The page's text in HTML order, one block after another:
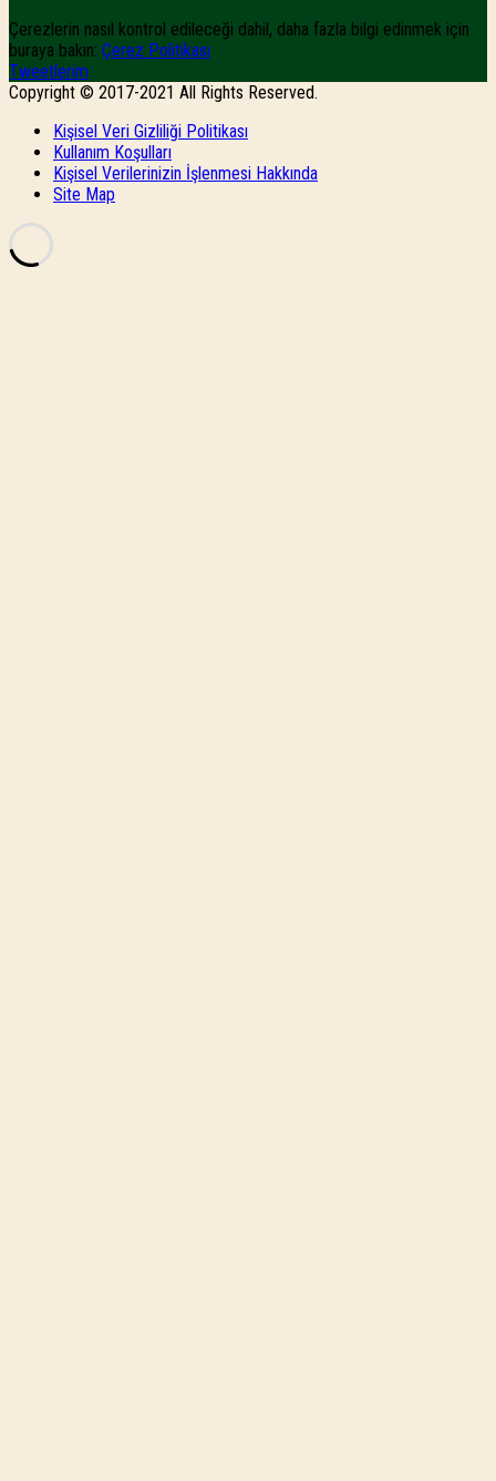
Çerezlerin nasıl kontrol edileceği dahil, daha fazla bilgi edinmek için
buraya bakın: Çerez Politikası
Tweetlerim
Copyright © 2017-2021 All Rights Reserved.
Kişisel Veri Gizliliği Politikası
Kullanım Koşulları
Kişisel Verilerinizin İşlenmesi Hakkında
Site Map